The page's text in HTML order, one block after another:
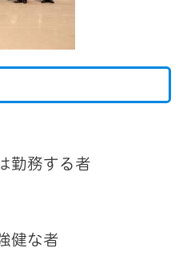
勤務する者
健な者